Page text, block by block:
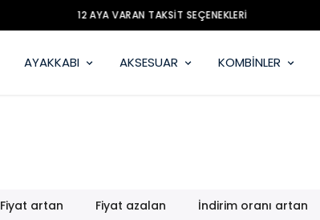
12 AYA VARAN TAKSİT SEÇENEKLERİ
AYAKKABI AKSESUAR KOMBİNLER
Fiyat artan Fiyat azalan İndirim oranı artan